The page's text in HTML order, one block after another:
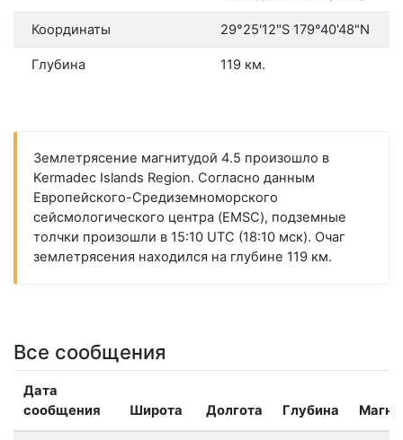
Координаты 29°25'12"S 179°40'48"N
Глубина 119 км.
Землетрясение магнитудой 4.5 произошло в
Kermadec Islands Region. Согласно данным
Европейского-Средиземноморского
сейсмологического центра (EMSC), подземные
толчки произошли в 15:10 UTC (18:10 мск). Очаг
землетрясения находился на глубине 119 км.
Все сообщения
Дата
сообщения
Широта Долгота Глубина